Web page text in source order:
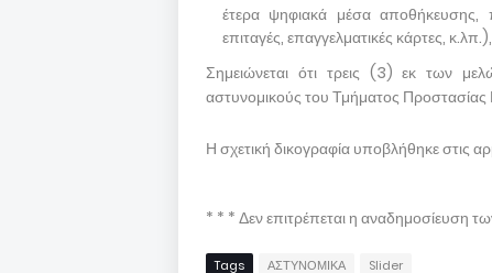
έτερα ψηφιακά μέσα αποθήκευσης,
επιταγές, επαγγελματικές κάρτες,
Σημειώνεται ότι τρεις (3) εκ των
αστυνομικούς του Τμήματος
Η σχετική δικογραφία υποβλήθηκε στις
* * * Δεν επιτρέπεται η αναδημοσίευση
Tags ΑΣΤΥΝΟΜΙΚΑ Slider